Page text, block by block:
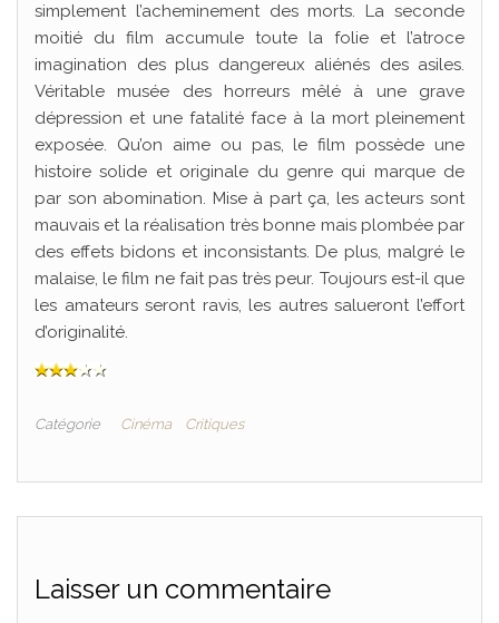
simplement l’acheminement des morts. La seconde
moitié du film accumule toute la folie et l’atroce
imagination des plus dangereux aliénés des asiles.
Véritable musée des horreurs mêlé à une grave
dépression et une fatalité face à la mort pleinement
exposée. Qu’on aime ou pas, le film possède une
histoire solide et originale du genre qui marque de
par son abomination. Mise à part ça, les acteurs sont
mauvais et la réalisation très bonne mais plombée par
des effets bidons et inconsistants. De plus, malgré le
malaise, le film ne fait pas très peur. Toujours est-il que
les amateurs seront ravis, les autres salueront l’effort
d’originalité.
Catégorie Cinéma Critiques
Laisser un commentaire